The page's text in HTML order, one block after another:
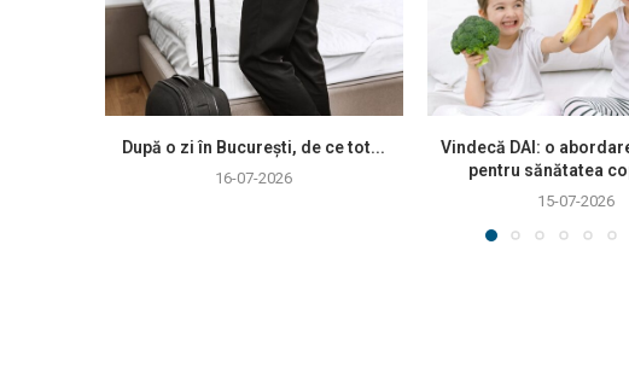
După o zi în București, de ce tot...
16-07-2026
Vindecă DAI: o
pentru sănătatea
15-07-2026